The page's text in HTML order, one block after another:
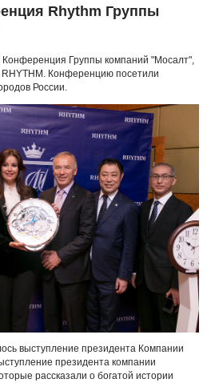
Rhythm Группы
Конференция Группы компаний "Мосалт",
Конференцию посетили
России.
выступление президента Компании
президента компании
рассказали о богатой истории